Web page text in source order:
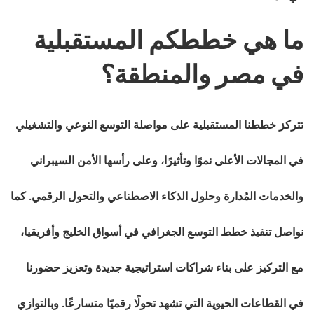
ما هي خططكم المستقبلية
في مصر والمنطقة؟
تتركز خططنا المستقبلية على مواصلة التوسع النوعي والتشغيلي
في المجالات الأعلى نموًا وتأثيرًا، وعلى رأسها الأمن السيبراني
والخدمات المُدارة وحلول الذكاء الاصطناعي والتحول الرقمي. كما
نواصل تنفيذ خطط التوسع الجغرافي في أسواق الخليج وأفريقيا،
مع التركيز على بناء شراكات استراتيجية جديدة وتعزيز حضورنا
في القطاعات الحيوية التي تشهد تحولًا رقميًا متسارعًا. وبالتوازي